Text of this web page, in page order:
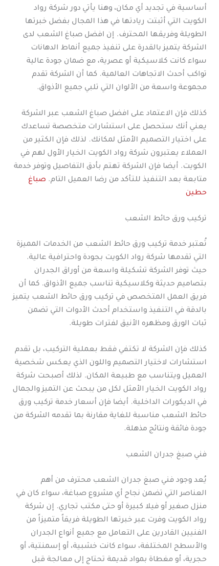
أساسية في تجديد أي مكان، وهنا يأتي دور شركة رواد
الكويت التي أثبتت ريادتها في هذا المجال بفضل خبرتها
الطويلة وفريقها المحترف. إن افضل صباغ الشعب لدى
الشركة يتميز بالقدرة على تنفيذ جميع أنماط الدهانات
سواء كانت كلاسيكية أو عصرية، مع ضمان جودة عالية
تواكب أحدث الاتجاهات العالمية. كما أن الشركة تقدم
مجموعة واسعة من الألوان التي تلبي جميع الأذواق.
كذلك فإن الاعتماد على افضل صباغ الشعب عبر الشركة
يعني أنك ستحصل على استشارات متخصصة تساعدك
على اختيار التصميم الأمثل لمكانك. لذلك فإن الكثير من
العملاء يعتبرون شركة رواد الكويت الخيار الأول لهم في
الكويت. أيضا فإن الشركة تهتم بأدق التفاصيل وتوفر خدمة
متابعة بعد التنفيذ للتأكد من رضا العميل التام. صباغ
حطين
تركيب ورق حائط الشعب
تُعتبر خدمة تركيب ورق حائط الشعب من الخدمات المميزة
التي تقدمها شركة رواد الكويت بجودة واحترافية عالية.
حيث توفر الشركة تشكيلة واسعة من أوراق الجدران
بتصاميم حديثة وكلاسيكية تناسب جميع الأذواق. كما أن
فريق العمل المتخصص في تركيب ورق حائط الشعب يتميز
بالدقة في التنفيذ واستخدام أحدث الأدوات التي تضمن
ثبات الورق ومظهره الأنيق لفترات طويلة.
كذلك فإن الشركة لا تكتفي فقط بعملية التركيب، بل تقدم
استشارات لاختيار التصميم واللون الذي يعكس شخصية
العميل ويتناسب مع طبيعة المكان. لذلك أصبحت شركة
رواد الكويت الخيار الأمثل لكل من يبحث عن التميز والجمال
في الديكورات الداخلية. أيضا فإن أسعار خدمة تركيب ورق
حائط الشعب مناسبة للغاية مقارنة بما تقدمه الشركة من
جودة فائقة ونتائج مذهلة.
فني صبغ جدران الشعب
يُعد وجود فني صبغ جدران الشعب محترف من أهم
العناصر التي تضمن نجاح أي مشروع صباغة، سواء كان في
منزل صغير أو فيلا كبيرة أو حتى مكتب تجاري. إن شركة
رواد الكويت وفرت عبر خبرتها الطويلة فريقاً متميزاً من
الفنيين القادرين على التعامل مع جميع أنواع الجدران
والأسطح المختلفة، سواء كانت خشبية، أو إسمنتية، أو
حجرية، أو مغطاة بمواد قديمة تحتاج إلى معالجة قبل